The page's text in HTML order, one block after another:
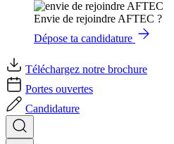
Envie de rejoindre AFTEC ?
Dépose ta candidature
Téléchargez notre brochure
Portes ouvertes
Candidature